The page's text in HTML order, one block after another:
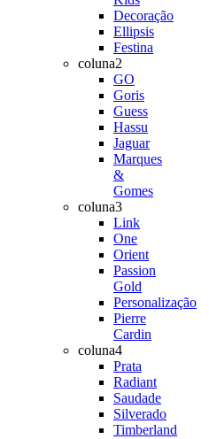
Decoração
Ellipsis
Festina
coluna2
GO
Goris
Guess
Hassu
Jaguar
Marques
&
Gomes
coluna3
Link
One
Orient
Passion
Gold
Personalização
Pierre
Cardin
coluna4
Prata
Radiant
Saudade
Silverado
Timberland